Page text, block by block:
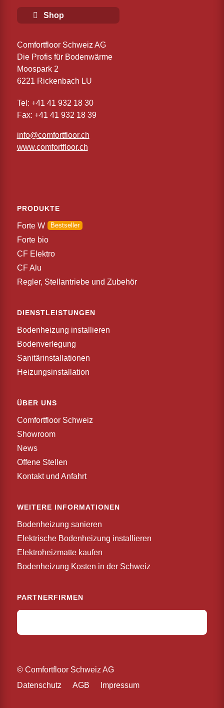
Shop
Comfortfloor Schweiz AG
Die Profis für Bodenwärme
Moospark 2
6221 Rickenbach LU
Tel: +41 41 932 18 30
Fax: +41 41 932 18 39
info@comfortfloor.ch
www.comfortfloor.ch
PRODUKTE
Forte W
Forte bio
CF Elektro
CF Alu
Regler, Stellantriebe und Zubehör
DIENSTLEISTUNGEN
Bodenheizung installieren
Bodenverlegung
Sanitärinstallationen
Heizungsinstallation
ÜBER UNS
Comfortfloor Schweiz
Showroom
News
Offene Stellen
Kontakt und Anfahrt
WEITERE INFORMATIONEN
Bodenheizung sanieren
Elektrische Bodenheizung installieren
Elektroheizmatte kaufen
Bodenheizung Kosten in der Schweiz
PARTNERFIRMEN
© Comfortfloor Schweiz AG
Datenschutz
AGB Impressum